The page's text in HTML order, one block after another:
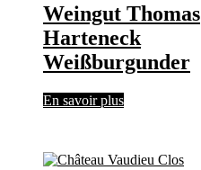
Weingut Thomas
Harteneck
Weißburgunder
En savoir plus